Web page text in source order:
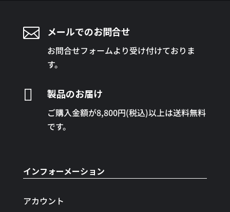
 メールでのお問合せ
お問合せフォームより受け付けておりま
す。
 製品のお届け
ご購入金額が8,800円(税込)以上は送料無料
です。
インフォーメーション
アカウント